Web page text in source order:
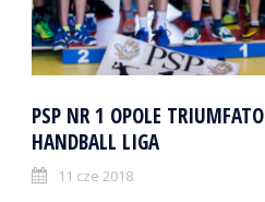
PSP NR 1 OPOLE
HANDBALL LIGA
11 cze 2018